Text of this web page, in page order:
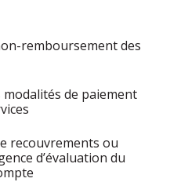
remboursement des
de paiement
recouvrements ou
d’évaluation du